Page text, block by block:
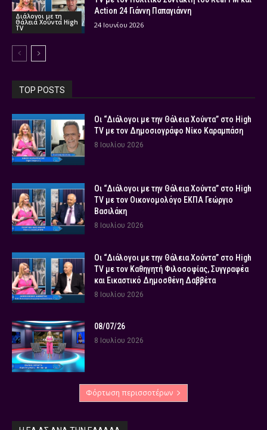
Διάλογοι με τη
Θάλεια Χούντα High
TV
Action 24 Γιάννη Παπαγιάννη
24 Ιουνίου 2026
TOP POSTS
Οι “Διάλογοι με την Θάλεια Χούντα” στο High
TV με τον Δημοσιογράφο Νίκο Καραμπάση
8 Ιουλίου 2026
Οι “Διάλογοι με την Θάλεια Χούντα” στο High
TV με τον Οικονομολόγο ΕΚΠΑ Γεώργιο
Βασιλάκη
8 Ιουλίου 2026
Οι “Διάλογοι με την Θάλεια Χούντα” στο High
TV με τον Καθηγητή Φιλοσοφίας, Συγγραφέα
και Εικαστικό Δημοσθένη Δαββέτα
8 Ιουλίου 2026
08/07/26
8 Ιουλίου 2026
Φόρτωση περισσοτέρων